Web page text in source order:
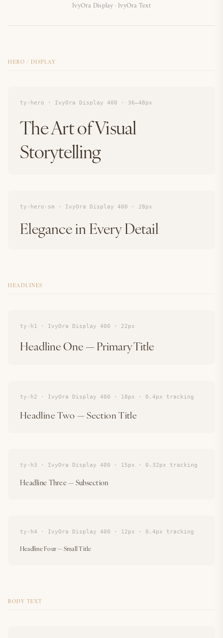
IvyOra Display · IvyOra Text
HERO / DISPLAY
ty-hero · IvyOra Display 400 · 36–48px
The Art of Visual
Storytelling
ty-hero-sm · IvyOra Display 400 · 28px
Elegance in Every Detail
HEADLINES
ty-h1 · IvyOra Display 400 · 22px
Headline One — Primary Title
ty-h2 · IvyOra Display 400 · 18px · 0.4px tracking
Headline Two — Section Title
ty-h3 · IvyOra Display 400 · 15px · 0.32px tracking
Headline Three — Subsection
ty-h4 · IvyOra Display 400 · 12px · 0.4px tracking
Headline Four — Small Title
BODY TEXT